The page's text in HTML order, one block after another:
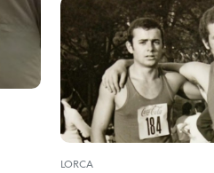
LORCA